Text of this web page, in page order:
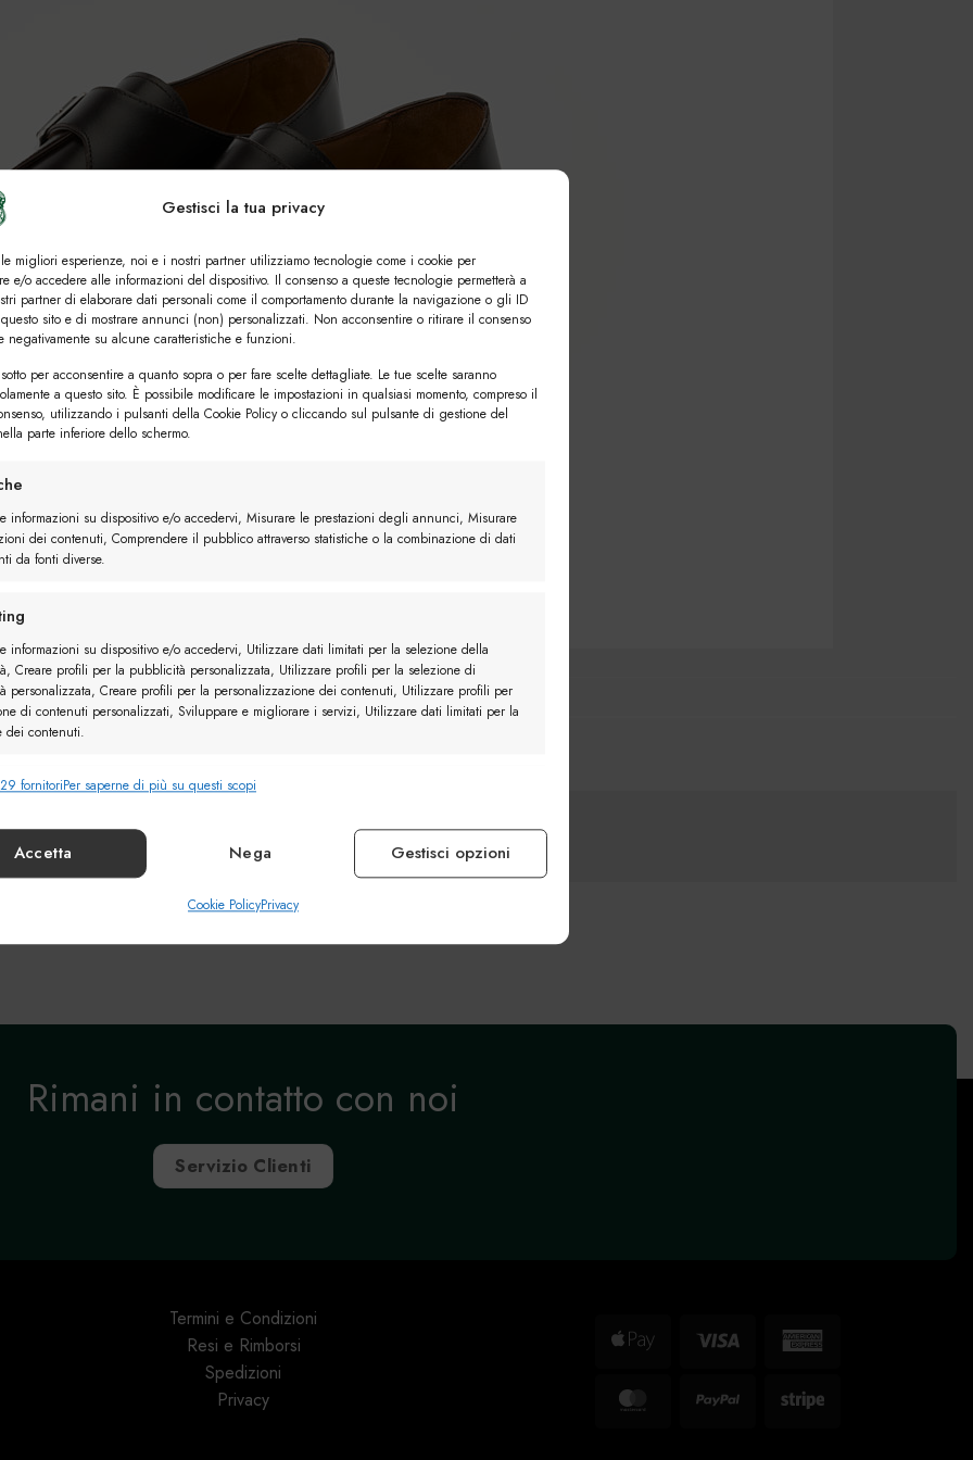
Gestisci la tua privacy
migliori esperienze, noi e i nostri partner utilizziamo tecnologie come i cookie per
e/o accedere alle informazioni del dispositivo. Il consenso a queste tecnologie permetterà a
partner di elaborare dati personali come il comportamento durante la navigazione o gli ID
sito e di mostrare annunci (non) personalizzati. Non acconsentire o ritirare il consenso
negativamente su alcune caratteristiche e funzioni.
per acconsentire a quanto sopra o per fare scelte dettagliate. Le tue scelte saranno
a questo sito. È possibile modificare le impostazioni in qualsiasi momento, compreso il
utilizzando i pulsanti della Cookie Policy o cliccando sul pulsante di gestione del
parte inferiore dello schermo.
informazioni su dispositivo e/o accedervi, Misurare le prestazioni degli annunci, Misurare
dei contenuti, Comprendere il pubblico attraverso statistiche o la combinazione di dati
da fonti diverse.
informazioni su dispositivo e/o accedervi, Utilizzare dati limitati per la selezione della
Creare profili per la pubblicità personalizzata, Utilizzare profili per la selezione di
personalizzata, Creare profili per la personalizzazione dei contenuti, Utilizzare profili per
di contenuti personalizzati, Sviluppare e migliorare i servizi, Utilizzare dati limitati per la
dei contenuti.
Identificare i dispositivi in base alle informazioni trasmesse automaticamente.
la sicurezza, prevenire e rilevare frodi, correggere
fornitoriPer saperne di più su questi scopi
Accetta Nega Gestisci opzioni
Cookie PolicyPrivacy
Rimani in contatto con noi
Servizio Clienti
Termini e Condizioni
Resi e Rimborsi
Spedizioni
Privacy
Apple
Visa
American
MasterCard
Stripe